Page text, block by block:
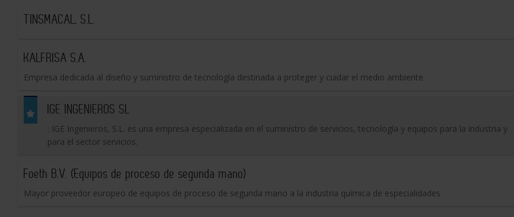
TINSMACAL, S.L.
KALFRISA S.A.
Empresa dedicada al diseño y suministro de tecnología destinada a proteger y cuidar el medio ambiente.
IGE INGENIEROS SL
: IGE Ingenieros, S.L. es una empresa especializada en el suministro de servicios, tecnología y equipos para la industria y
para el sector servicios.
Foeth B.V. (Equipos de proceso de segunda mano)
Mayor proveedor europeo de equipos de proceso de segunda mano a la industria química de especialidades